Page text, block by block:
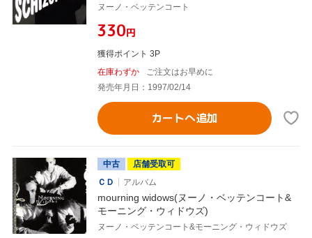
ヌーノ・ベッテンコート
¥330円
獲得ポイント 3P
在庫わずか
ご注文はお早めに
発売年月日：1997/02/14
カートへ追加
中古
店舗受取可
ＣＤ
アルバム
mourning widows(ヌーノ・ベッテンコート&
モーニング・ウィドウズ)
ヌーノ・ベッテンコート&モーニング・ウィドウズ